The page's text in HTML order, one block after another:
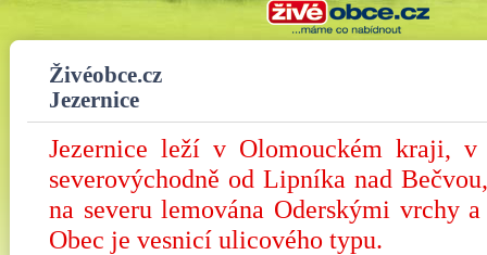
Živéobce.cz
Jezernice
Jezernice leží v Olomouckém kraji,
severovýchodně od Lipníka nad
na severu lemována Oderskými vrchy
Obec je vesnicí ulicového typu.